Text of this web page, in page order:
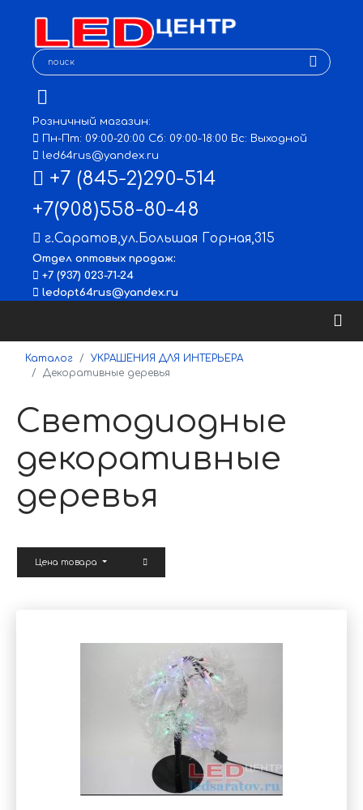
Розничный магазин:
Пн-Пт: 09:00-20:00 Сб: 09:00-18:00 Вс: Выходной
led64rus@yandex.ru
+7 (845-2)290-514
+7(908)558-80-48
г.Саратов,ул.Большая Горная,315
Отдел оптовых продаж:
+7 (937) 023-71-24
ledopt64rus@yandex.ru
Каталог
УКРАШЕНИЯ ДЛЯ ИНТЕРЬЕРА
Декоративные деревья
Светодиодные
декоративные
деревья
Цена товара